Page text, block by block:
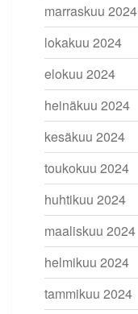
marraskuu 2024
lokakuu 2024
elokuu 2024
heinäkuu 2024
kesäkuu 2024
toukokuu 2024
huhtikuu 2024
maaliskuu 2024
helmikuu 2024
tammikuu 2024